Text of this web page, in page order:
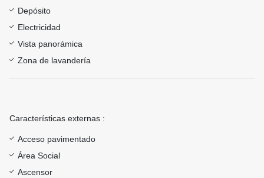
Depósito
Electricidad
Vista panorámica
Zona de lavandería
Características externas :
Acceso pavimentado
Área Social
Ascensor